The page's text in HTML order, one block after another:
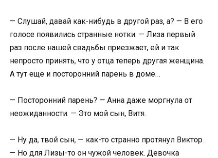
— Слушай, давай как-нибудь в другой раз, а? — В его
голосе появились странные нотки. — Лиза первый
раз после нашей свадьбы приезжает, ей и так
непросто принять, что у отца теперь другая женщина.
А тут ещё и посторонний парень в доме…
— Посторонний парень? — Анна даже моргнула от
неожиданности. — Это мой сын, Витя.
— Ну да, твой сын, — как-то странно протянул Виктор.
— Но для Лизы-то он чужой человек. Девочка